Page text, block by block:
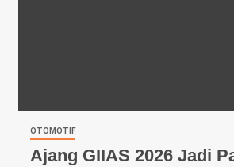
OTOMOTIF
Ajang GIIAS 2026 Jadi